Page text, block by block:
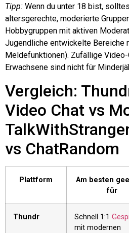
Tipp: Wenn du unter 18 bist,
altersgerechte, moderierte
Hobbygruppen mit aktiven
Jugendliche entwickelte Bereiche
Meldefunktionen). Zufällige
Erwachsene sind nicht für
Vergleich:
Video Chat vs
vs ChatRandom
Plattform
Am besten
für
Thundr Schnell 1:1
mit modernen